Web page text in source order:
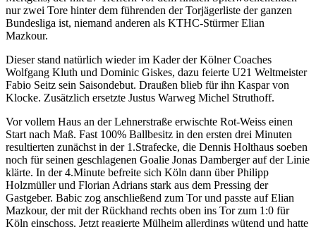
nur zwei Tore hinter dem führenden der Torjägerliste der ganzen
Bundesliga ist, niemand anderen als KTHC-Stürmer Elian
Mazkour.
Dieser stand natürlich wieder im Kader der Kölner Coaches
Wolfgang Kluth und Dominic Giskes, dazu feierte U21 Weltmeister
Fabio Seitz sein Saisondebut. Draußen blieb für ihn Kaspar von
Klocke. Zusätzlich ersetzte Justus Warweg Michel Struthoff.
Vor vollem Haus an der Lehnerstraße erwischte Rot-Weiss einen
Start nach Maß. Fast 100% Ballbesitz in den ersten drei Minuten
resultierten zunächst in der 1.Strafecke, die Dennis Holthaus soeben
noch für seinen geschlagenen Goalie Jonas Damberger auf der Linie
klärte. In der 4.Minute befreite sich Köln dann über Philipp
Holzmüller und Florian Adrians stark aus dem Pressing der
Gastgeber. Babic zog anschließend zum Tor und passte auf Elian
Mazkour, der mit der Rückhand rechts oben ins Tor zum 1:0 für
Köln einschoss. Jetzt reagierte Mülheim allerdings wütend und hatte